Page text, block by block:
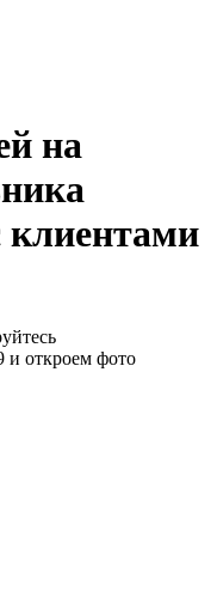
на
клиентами
и откроем фото